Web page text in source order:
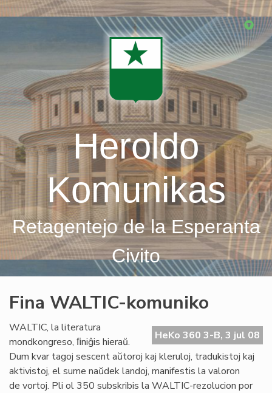
Skip
Heroldo
Komunikas
Retagentejo de la Esperanta
Civito
Fina WALTIC-komuniko
HeKo 360 3-B, 3 jul 08
WALTIC, la literatura
mondkongreso, ﬁniĝis hieraŭ.
Dum kvar tagoj sescent aŭtoroj kaj kleruloj, tradukistoj kaj
aktivistoj, el sume naŭdek landoj, manifestis la valoron
de vortoj. Pli ol 350 subskribis la WALTIC-rezolucion por